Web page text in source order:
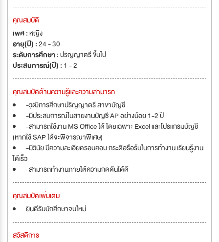
คุณสมบัติ
เพศ :หญิง
อายุ(ปี) :24 - 30
ระดับการศึกษา :ปริญญาตรี ขึ้นไป
ประสบการณ์(ปี) : 1 - 2
คุณสมบัติด้านความรู้และความสามารถ
-วุฒิการศึกษาปริญญาตรี สาขาบัญชี
-มีประสบการณ์ในสายงานบัญชี AP อย่างน้อย 1-2 ปี
-สามารถใช้งาน MS Office ได้ โดยเฉพาะ Excel และโปรแกรมบัญชี
(หากใช้ SAP ได้จะพิจารณาพิเศษ)
-มีวินัย มีความละเอียดรอบคอบ กระตือรือร้นในการทำงาน เรียนรู้งาน
ได้เร็ว
-สามารถทำงานภายใต้ความกดดันได้ดี
คุณสมบัติเพิ่มเติม
ยินดีรับนักศึกษาจบใหม่
สวัสดิการ